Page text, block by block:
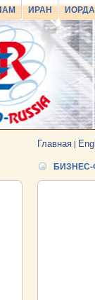
ИРАН
Главная |